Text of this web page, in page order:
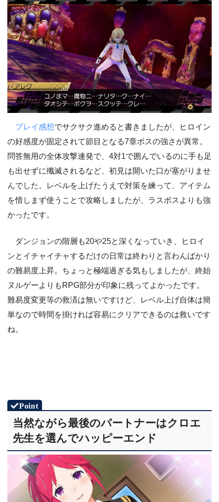
プレイ感想でサクサク進めると書きましたが、ヒロイン
の好感度が固定されて節目となる7章ボスの強さが異常。
問答無用の全体攻撃連発で、4対1で囲んでいるのに手も足
も出せずに殲滅されるなど、初見は開いた口が塞がりませ
んでした。レベルを上げたうえで対策を練って、アイテム
を惜しまず使うことで攻略しましたが、ラスボスよりも強
かったです。
ダンジョンの階層も20や25と深くなっていき、ヒロイ
ンとイチャイチャするだけの日常は終わりと言わんばかり
の難易度上昇。ちょっと極端過ぎる気もしましたが、終始
ヌルゲーよりもRPG部分が印象に残ってよかったです。
難易度変更等の救済は無いですけど、レベル上げ自体は簡
単なので時間を掛ければ容易にクリアできるのは救いです
ね。
当然ながら最後のパートナーはクロエ
先生を選んでハッピーエンド